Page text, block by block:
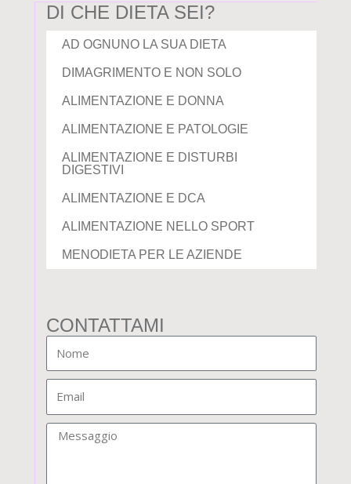
DI CHE DIETA SEI?
AD OGNUNO LA SUA DIETA
DIMAGRIMENTO E NON SOLO
ALIMENTAZIONE E DONNA
ALIMENTAZIONE E PATOLOGIE
ALIMENTAZIONE E DISTURBI
DIGESTIVI
ALIMENTAZIONE E DCA
ALIMENTAZIONE NELLO SPORT
MENODIETA PER LE AZIENDE
CONTATTAMI
Messaggio